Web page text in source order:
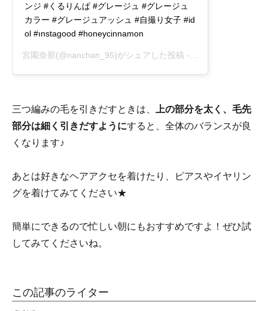
ンジ #くるりんぱ #グレージュ #グレージュ
カラー #グレージュアッシュ #自撮り女子 #id
ol #ınstagood #honeycinnamon
宮園奈那(@nanchan_95)がシェアした投稿 -
三つ編みの毛を引きだすときは、
上の部分を太く、毛先
部分は細く引きだすようにすると、全体のバランスが良
くなります♪
あとは好きなヘアアクセを着けたり、ピアスやイヤリン
グを着けてみてください★
簡単にできるので忙しい朝にもおすすめですよ！ぜひ試
してみてくださいね。
この記事のライター